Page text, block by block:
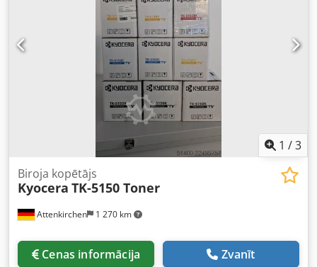
var būt redzami lietošanas pēdas (nelieli skrāpējumi vai
dzeltēšana). Iekārta ir pārbaudīta, un tā darbojas. Testa
izdruka ir redzama fotogrāfijā. Iepakojums un piegāde: Jūs
varat aplūkot iekārtu mūsu darba laikā. Lūdzu, iepriekš
vienojieties par laiku! Pēc pieprasījuma iespējams
nodrošināt piemērotu iepakojumu transportēšanai un veikt
piegādi uz jebkuru pasaules vietu! Pirms nosūtīšanas vai
izņemšanas mēs ierakstīsim funkcionālās pārbaudes video.
Ja jums ir nepieciešama papildu informācija, jūs, protams,
varat sazināties ar mums personīgi.
1 /3
Attenkirchen 1 270 km
Biroja kopētājs
Kyocera TK-5150 Toner
Cenas informācija Zvanīt